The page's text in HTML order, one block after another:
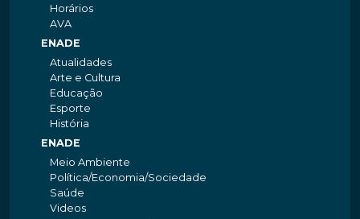
Horários
AVA
ENADE
Atualidades
Arte e Cultura
Educação
Esporte
História
ENADE
Meio Ambiente
Política/Economia/Sociedade
Saúde
Videos